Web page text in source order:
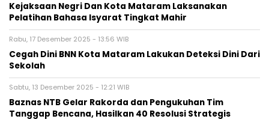
Kejaksaan Negri Dan Kota Mataram Laksanakan
Pelatihan Bahasa Isyarat Tingkat Mahir
Rabu, 17 Desember 2025 - 13:56 WIB
Cegah Dini BNN Kota Mataram Lakukan Deteksi Dini Dari
Sekolah
Sabtu, 13 Desember 2025 - 12:21 WIB
Baznas NTB Gelar Rakorda dan Pengukuhan Tim
Tanggap Bencana, Hasilkan 40 Resolusi Strategis